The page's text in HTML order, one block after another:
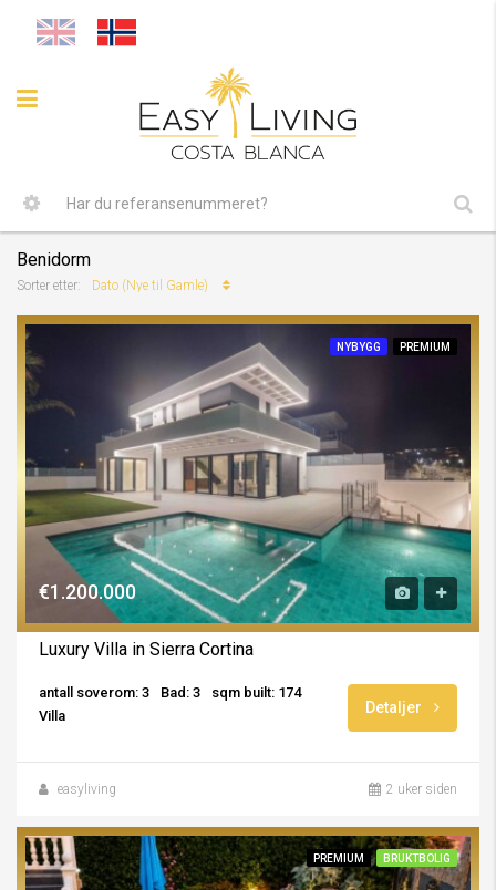
Benidorm
Sorter etter: Dato (Nye til Gamle)
NYBYGG PREMIUM
€1.200.000
Luxury Villa in Sierra Cortina
antall soverom: 3 Bad: 3
sqm built: 174
Villa
Detaljer
easyliving 2 uker siden
PREMIUM BRUKTBOLIG